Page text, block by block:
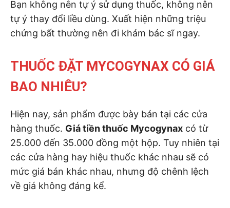
Bạn không nên tự ý sử dụng thuốc, không nên
tự ý thay đổi liều dùng. Xuất hiện những triệu
chứng bất thường nên đi khám bác sĩ ngay.
THUỐC ĐẶT MYCOGYNAX CÓ GIÁ
BAO NHIÊU?
Hiện nay, sản phẩm được bày bán tại các cửa
hàng thuốc. Giá tiền thuốc Mycogynax có từ
25.000 đến 35.000 đồng một hộp. Tuy nhiên tại
các cửa hàng hay hiệu thuốc khác nhau sẽ có
mức giá bán khác nhau, nhưng độ chênh lệch
về giá không đáng kể.